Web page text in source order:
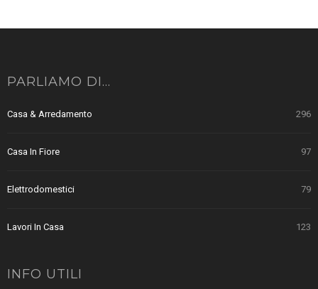
PARLIAMO DI…
Casa & Arredamento 296
Casa In Fiore 97
Elettrodomestici 79
Lavori In Casa 123
INFO UTILI